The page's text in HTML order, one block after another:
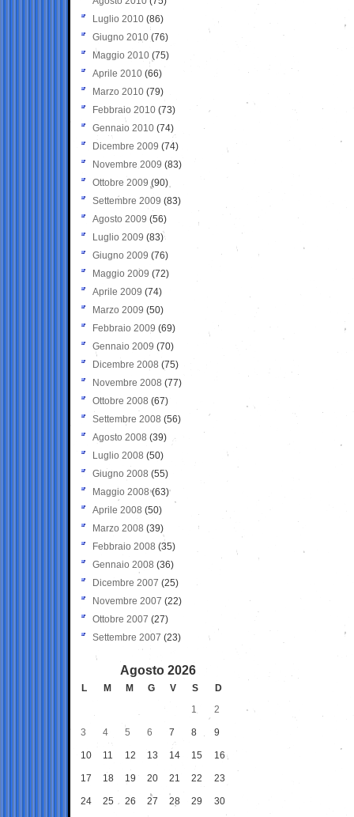
Luglio 2010 (86)
Giugno 2010 (76)
Maggio 2010 (75)
Aprile 2010 (66)
Marzo 2010 (79)
Febbraio 2010 (73)
Gennaio 2010 (74)
Dicembre 2009 (74)
Novembre 2009 (83)
Ottobre 2009 (90)
Settembre 2009 (83)
Agosto 2009 (56)
Luglio 2009 (83)
Giugno 2009 (76)
Maggio 2009 (72)
Aprile 2009 (74)
Marzo 2009 (50)
Febbraio 2009 (69)
Gennaio 2009 (70)
Dicembre 2008 (75)
Novembre 2008 (77)
Ottobre 2008 (67)
Settembre 2008 (56)
Agosto 2008 (39)
Luglio 2008 (50)
Giugno 2008 (55)
Maggio 2008(63)
Aprile 2008 (50)
Marzo 2008 (39)
Febbraio 2008 (35)
Gennaio 2008 (36)
Dicembre 2007 (25)
Novembre 2007 (22)
Ottobre 2007 (27)
Settembre 2007 (23)
Agosto 2026
L M M G V S
D
1
2
3 4 5 6 7 8 9
10 11 12 13 14 15 16
17 18 19 20 21 22 23
24 25 26 27 28 29 30